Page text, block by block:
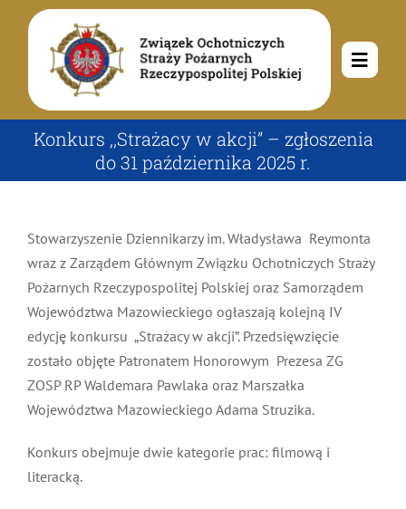
Przejdź
zawartości
Toggle
O nas
Rodowód
Władze
Dokumenty
Kalendarz wydarzeń
Ogłoszenia
Działalność
Dzieci i młodzież
OTWP
Orkiestry
Konkurs ,,Strażacy w akcji” – zgłoszenia
do 31 października 2025 r.
Stowarzyszenie Dziennikarzy im. Władysława Reymonta
wraz z Zarządem Głównym Związku Ochotniczych Straży
Pożarnych Rzeczypospolitej Polskiej oraz Samorządem
Województwa Mazowieckiego ogłaszają kolejną IV
edycję konkursu „Strażacy w akcji”. Przedsięwzięcie
zostało objęte Patronatem Honorowym Prezesa ZG
ZOSP RP Waldemara Pawlaka oraz Marszałka
Województwa Mazowieckiego Adama Struzika.
Konkurs obejmuje dwie kategorie prac: filmową i
literacką.